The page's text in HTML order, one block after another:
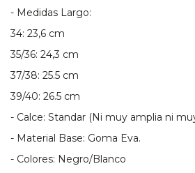
- Medidas Largo:
34: 23,6 cm
35/36: 24,3 cm
37/38: 25.5 cm
39/40: 26.5 cm
- Calce: Standar (Ni muy amplia ni
- Material Base: Goma Eva.
- Colores: Negro/Blanco